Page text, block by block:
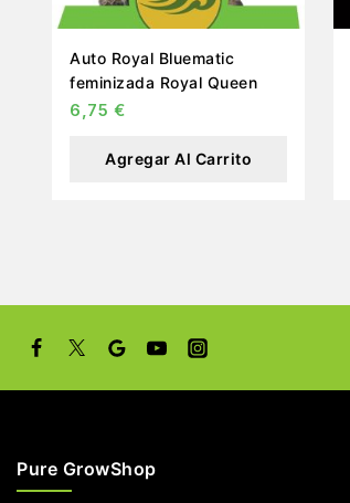
Auto Royal Bluematic
feminizada Royal Queen
6,75 €
Agregar Al Carrito
Pure GrowShop